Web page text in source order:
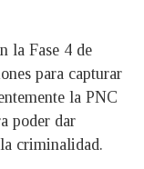
la Fase 4 de
para capturar
la PNC
poder dar
criminalidad.